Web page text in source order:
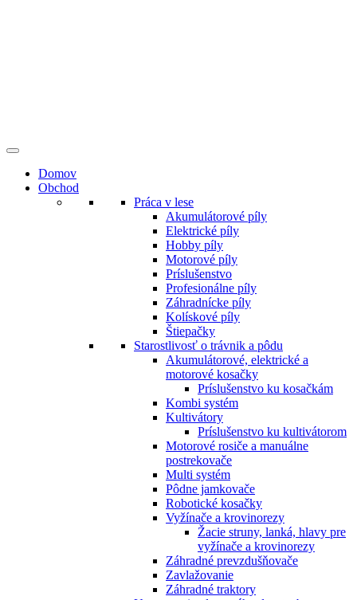
Domov
Obchod
Práca v lese
Akumulátorové píly
Elektrické píly
Hobby píly
Motorové píly
Príslušenstvo
Profesionálne píly
Záhradnícke píly
Kolískové píly
Štiepačky
Starostlivosť o trávnik a pôdu
Akumulátorové, elektrické a
motorové kosačky
Príslušenstvo ku kosačkám
Kombi systém
Kultivátory
Príslušenstvo ku kultivátorom
Motorové rosiče a manuálne
postrekovače
Multi systém
Pôdne jamkovače
Robotické kosačky
Vyžínače a krovinorezy
Žacie struny, lanká, hlavy pre
vyžínače a krovinorezy
Záhradné prevzdušňovače
Zavlažovanie
Záhradné traktory